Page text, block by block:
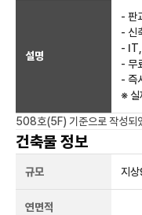
설명
- 판
- 신
- IT,
- 무
- 즉
※ 실
508호(5F) 기준으로 작성되
건축물 정보
규모 지상
연면적